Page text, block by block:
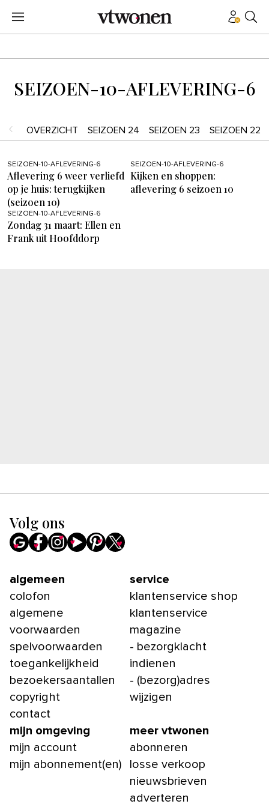
SEIZOEN-10-AFLEVERING-6
OVERZICHT SEIZOEN 24 SEIZOEN 23 SEIZOEN 22
SEIZOEN-10-AFLEVERING-6
Aflevering 6 weer verliefd
op je huis: terugkijken
(seizoen 10)
SEIZOEN-10-AFLEVERING-6
Kijken en shoppen:
aflevering 6 seizoen 10
SEIZOEN-10-AFLEVERING-6
Zondag 31 maart: Ellen en
Frank uit Hoofddorp
Volg ons
algemeen
colofon
algemene
voorwaarden
spelvoorwaarden
toegankelijkheid
bezoekersaantallen
copyright
contact
service
klantenservice shop
klantenservice
magazine
- bezorgklacht
indienen
- (bezorg)adres
wijzigen
mijn omgeving
mijn account
mijn abonnement(en)
meer vtwonen
abonneren
losse verkoop
nieuwsbrieven
adverteren